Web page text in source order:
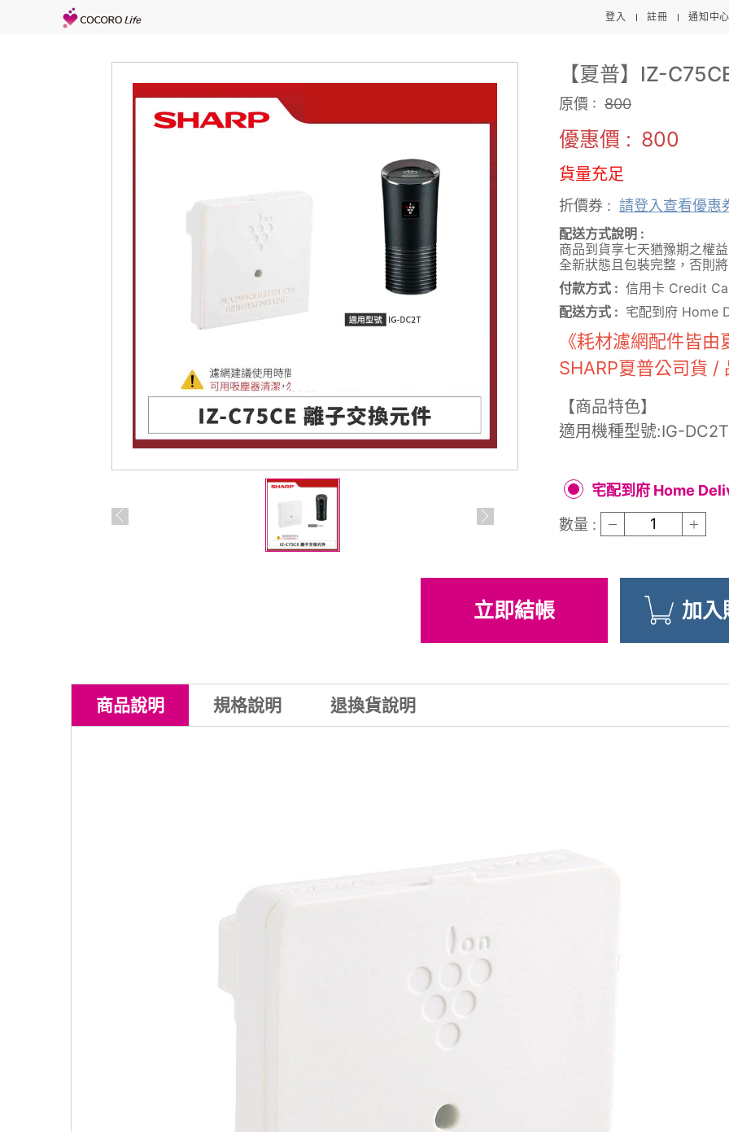
登入 註冊 通知中心
【夏普】IZ-
原價 : 800
優惠價 : 800
貨量充足
折價券 : 請登入查看優惠
配送方式說明 :
商品到貨享七天猶豫期之權
全新狀態且包裝完整，否則
付款方式 : 信用卡 Credit
配送方式 : 宅配到府 Home
《耗材濾網配件皆由
SHARP夏普公司貨 /
【商品特色】
適用機種型號:IG-DC2T
宅配到府 Home
數量 :
立即結帳 加入
商品說明 規格說明 退換貨說明
一、易腐敗、保存期限短、或解約時即將逾期。
三、報紙、期刊或是報紙
四、經消費者拆封之影音商品或是電腦軟體
五、非以有形媒介提供之數位內容或一經提供即為完成線上服務，經消費者事先同意始提供